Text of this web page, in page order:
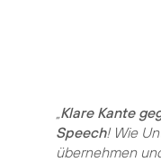
„Klare Kante
Speech! Wie
übernehmen